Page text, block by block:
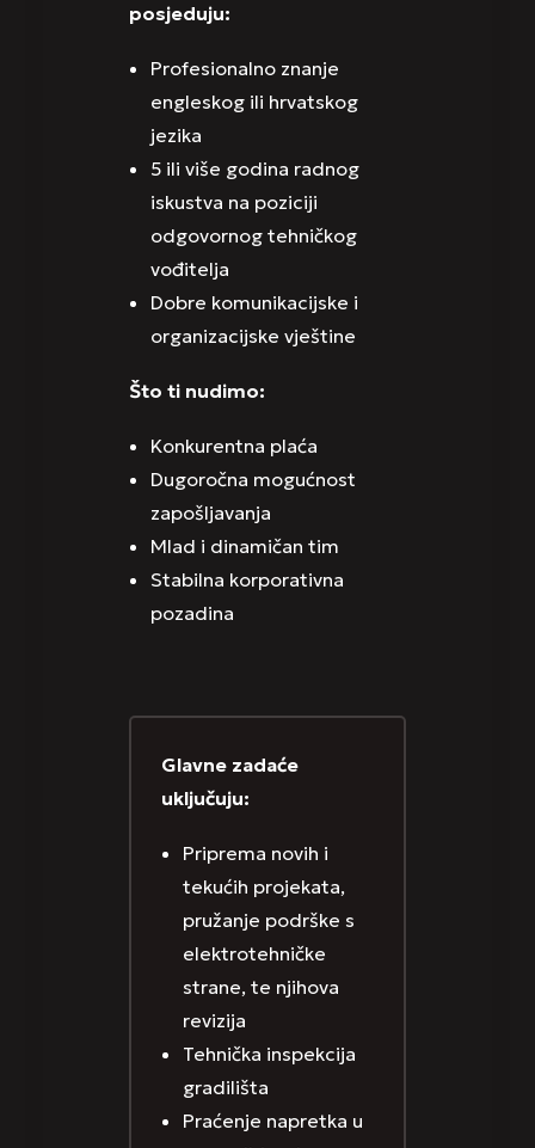
posjeduju:
Profesionalno znanje
engleskog ili hrvatskog
jezika
5 ili više godina radnog
iskustva na poziciji
odgovornog tehničkog
vođitelja
Dobre komunikacijske i
organizacijske vještine
Što ti nudimo:
Konkurentna plaća
Dugoročna mogućnost
zapošljavanja
Mlad i dinamičan tim
Stabilna korporativna
pozadina
Glavne zadaće
uključuju:
Priprema novih i
tekućih projekata,
pružanje podrške s
elektrotehničke
strane, te njihova
revizija
Tehnička inspekcija
gradilišta
Praćenje napretka u